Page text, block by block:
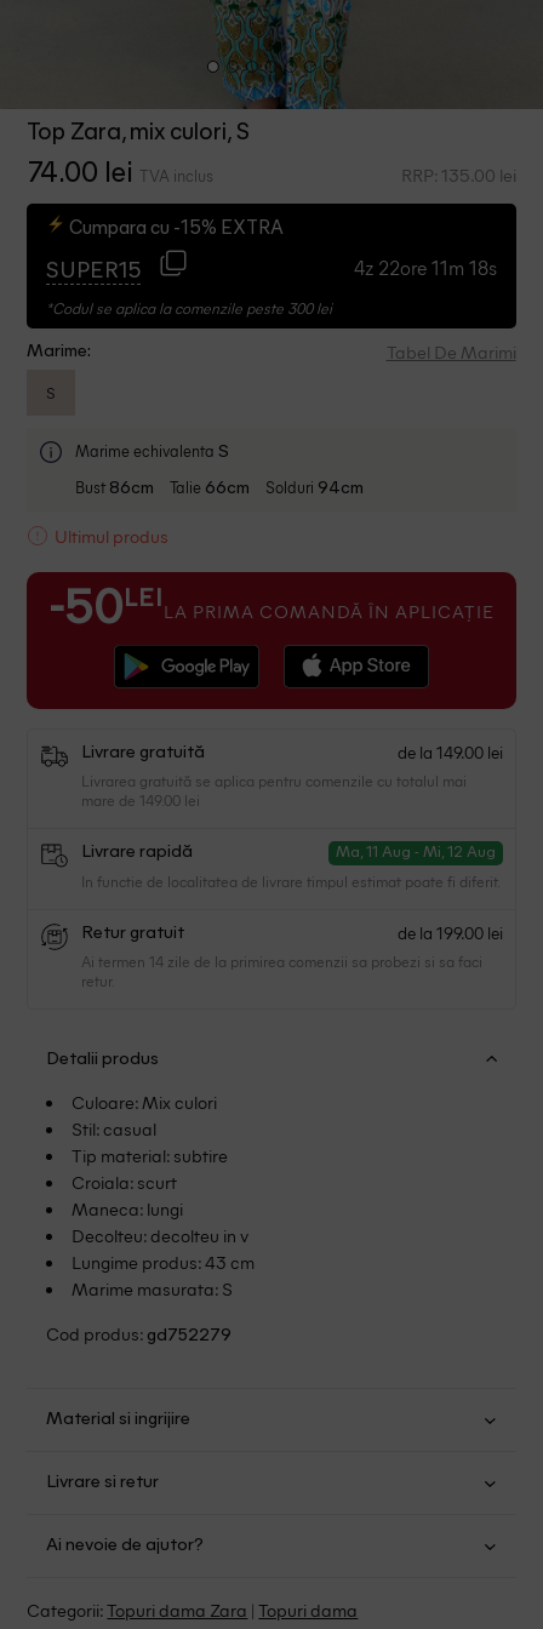
Top Zara, mix culori, S
74.00 lei TVA inclus RRP: 135.00 lei
Cumpara cu -15% EXTRA
SUPER15 4z 22ore 11m 17s
*Codul se aplica la comenzile peste 300 lei
Marime: Tabel De Marimi
S
Marime echivalenta S
Bust 86cm Talie 66cm Solduri 94cm
Ultimul produs
-50 LEI LA PRIMA COMANDĂ ÎN APLICAȚIE
Livrare gratuită de la 149.00 lei
Livrarea gratuită se aplica pentru comenzile cu totalul mai
mare de 149.00 lei
Livrare rapidă Ma, 11 Aug - Mi, 12 Aug
In functie de localitatea de livrare timpul estimat poate fi diferit.
Retur gratuit de la 199.00 lei
Ai termen 14 zile de la primirea comenzii sa probezi si sa faci
retur.
Detalii produs
Culoare: Mix culori
Stil: casual
Tip material: subtire
Croiala: scurt
Maneca: lungi
Decolteu: decolteu in v
Lungime produs: 43 cm
Marime masurata: S
Cod produs: gd752279
Material si ingrijire
Nu folositi inalbitor
Nu uscati in uscator
Spalare cu percloretilena, solventi clorurati si benzina
Livrare si retur
mare de 149.00 lei.
Ai nevoie de ajutor?
Categorii:Topuri dama Zara |Topuri dama